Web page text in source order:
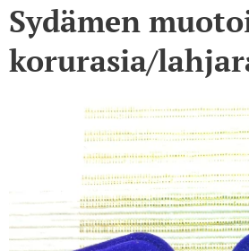
Sydämen
korurasia/